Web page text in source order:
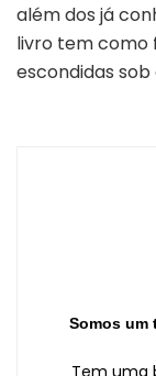
além dos já
livro tem como
escondidas
Somos um
Tem uma